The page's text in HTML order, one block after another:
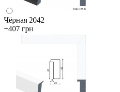
Чёрная 2042
+407 грн